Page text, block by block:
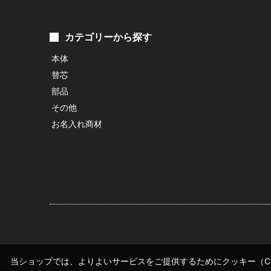
カテゴリーから探す
本体
替芯
部品
その他
お名入れ商材
当ショップでは、よりよいサービスをご提供するためにクッキー